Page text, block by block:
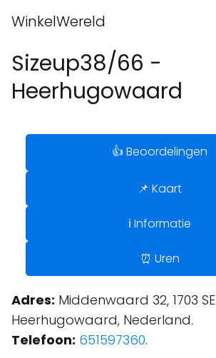
WinkelWereld
Sizeup38/66 -
Heerhugowaard
👍 Beoordelingen
📌 Kaart
ℹ️ Informatie
⏰ Uren
Adres: Middenwaard 32, 1703 SE
Heerhugowaard, Nederland.
Telefoon: 651597360.